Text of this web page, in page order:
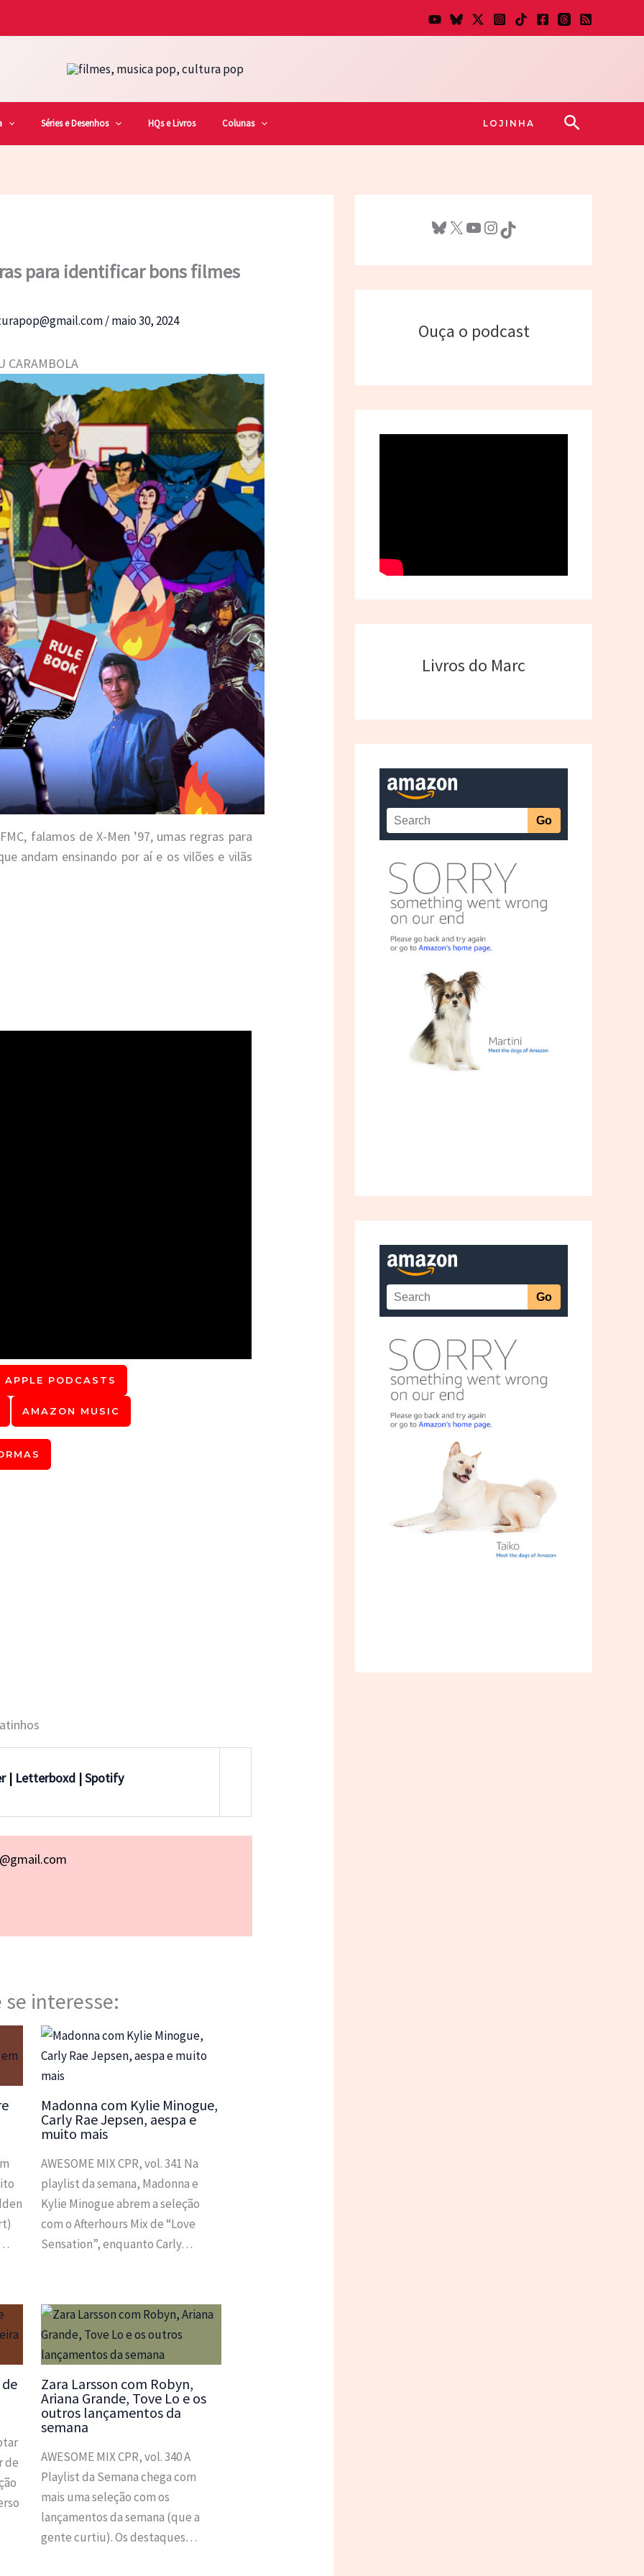
Séries e Desenhos HQs e Livros Colunas LOJINHA Pesquisar
para identificar bons filmes
/maio 30, 2024
CARAMBOLA
falamos de X-Men ’97, umas regras para
andam ensinando por aí e os vilões e vilãs
APPLE PODCASTS
AMAZON MUSIC
| Letterboxd |Spotify
se interesse:
Madonna com Kylie Minogue,
Carly Rae Jepsen, aespa e
muito mais
AWESOME MIX CPR, vol. 341 Na
playlist da semana, Madonna e
Kylie Minogue abrem a seleção
com o Afterhours Mix de “Love
Sensation”, enquanto Carly…
de
Zara Larsson com Robyn,
Ariana Grande, Tove Lo e os
outros lançamentos da
semana
AWESOME MIX CPR, vol. 340 A
Playlist da Semana chega com
mais uma seleção com os
lançamentos da semana (que a
gente curtiu). Os destaques…
Bluesky X Youtube InstagramTikTok
Ouça o podcast
Livros do Marc